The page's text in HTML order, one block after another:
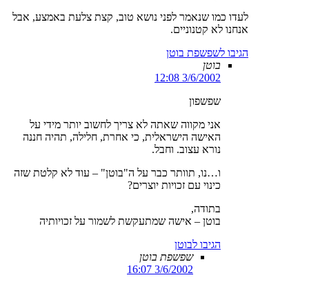
לעדו כמו שנאמר לפני נושא טוב, קצת צלעת באמצע, אבל
אנחנו לא קטנוניים.
הגיבו לשפשפת בוטן
בוטן
3/6/2002 12:08
שפשפון
אני מקווה שאתה לא צריך לחשוב יותר מידי על
האישה הישראלית, כי אחרת, חלילה, תהיה חננה
נורא עצוב. וחבל.
ו…נו, תוותר כבר על ה"בוטן" – עוד לא קלטת שזה
כינוי עם זכויות יוצרים?
בתודה,
בוטן – אישה שמתעקשת לשמור על זכויותיה
הגיבו לבוטן
שפשפת בוטן
3/6/2002 16:07